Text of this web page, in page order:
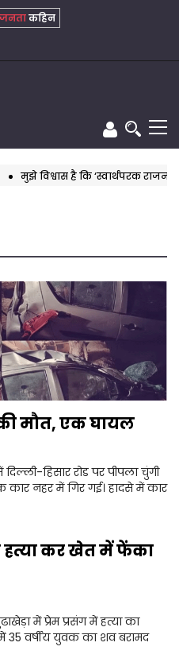
जनताकहिन
मुझे विश्वास है कि ‘स्वार्थपरक
मौत, एक घायल
दिल्ली-हिसार रोड पर पीपला चुंगी
कार नहर में गिर गई। हादसे में कार
हत्या कर खेत में फेंका
में प्रेम प्रसंग में हत्या का
वर्षीय युवक का शव बरामद